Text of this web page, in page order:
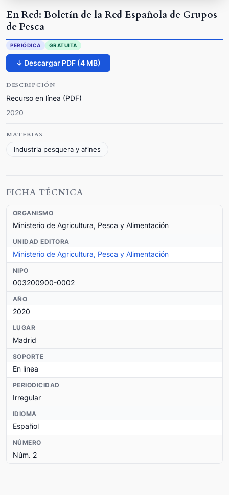
En Red: Boletín de la Red Española de Grupos
de Pesca
PERIÓDICA GRATUITA
↓ Descargar PDF (4 MB)
DESCRIPCIÓN
Recurso en línea (PDF)
2020
MATERIAS
Industria pesquera y afines
FICHA TÉCNICA
ORGANISMO
Ministerio de Agricultura, Pesca y Alimentación
UNIDAD EDITORA
Ministerio de Agricultura, Pesca y Alimentación
NIPO
003200900-0002
AÑO
2020
LUGAR
Madrid
SOPORTE
En línea
PERIODICIDAD
Irregular
IDIOMA
Español
NÚMERO
Núm. 2